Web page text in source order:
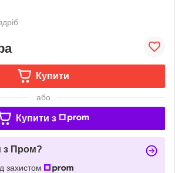
Купити
або
Купити з
з Пром?
захистом